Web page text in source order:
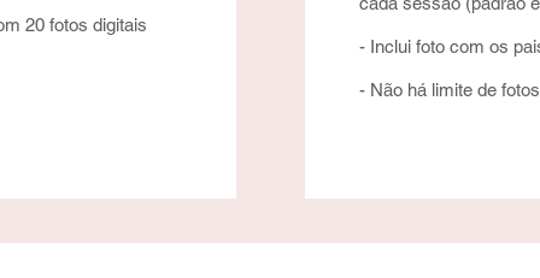
20 fotos digitais
- Inclui foto com os
- Não há limite de fotos